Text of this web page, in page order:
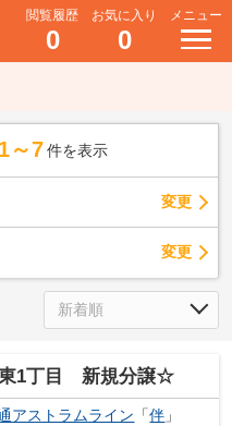
閲覧履歴
0
お気に入り
0
メニュー
1～7 件を表示
変更
変更
1丁目 新規分譲☆
アストラムライン 「伴 」